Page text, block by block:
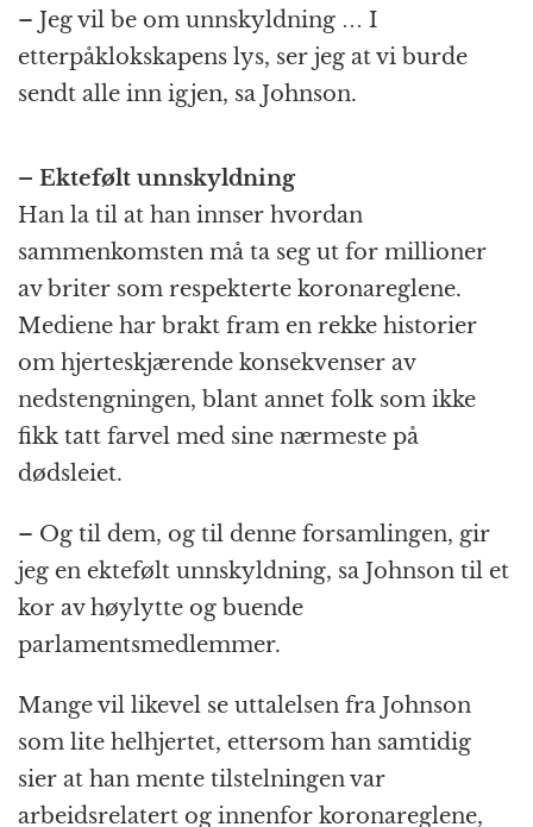
– Jeg vil be om unnskyldning … I
etterpåklokskapens lys, ser jeg at vi burde
sendt alle inn igjen, sa Johnson.
– Ektefølt unnskyldning
Han la til at han innser hvordan
sammenkomsten må ta seg ut for millioner
av briter som respekterte koronareglene.
Mediene har brakt fram en rekke historier
om hjerteskjærende konsekvenser av
nedstengningen, blant annet folk som ikke
fikk tatt farvel med sine nærmeste på
dødsleiet.
– Og til dem, og til denne forsamlingen, gir
jeg en ektefølt unnskyldning, sa Johnson til et
kor av høylytte og buende
parlamentsmedlemmer.
Mange vil likevel se uttalelsen fra Johnson
som lite helhjertet, ettersom han samtidig
sier at han mente tilstelningen var
arbeidsrelatert og innenfor koronareglene,